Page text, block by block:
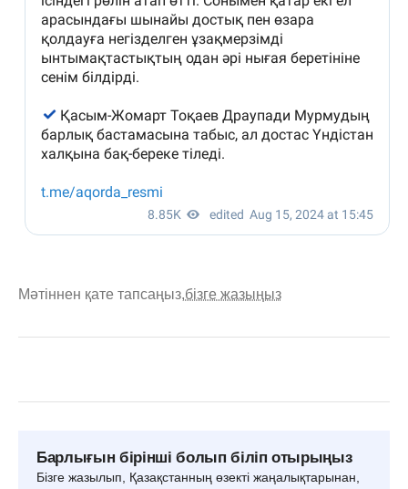
Мәтіннен қате тапсаңыз,бізге жазыңыз
Барлығын бірінші болып біліп отырыңыз
Бізге жазылып, Қазақстанның өзекті жаңалықтарынан,